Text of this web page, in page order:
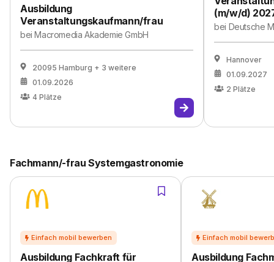
Ausbildung
Veranstaltungskaufmann/frau
beiMacromedia Akademie GmbH
20095 Hamburg + 3 weitere
01.09.2026
4 Plätze
(m/w/d)
bei Deutsche
Hannover
01.09.2027
2 Plätze
Fachmann/-frau Systemgastronomie
Ausbildung Fachkraft für Ausbildung